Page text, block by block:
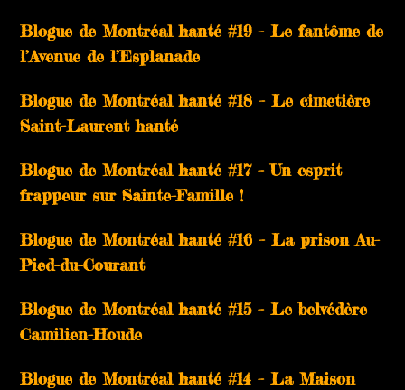
Blogue de Montréal hanté #19 – Le fantôme de
l’Avenue de l’Esplanade
Blogue de Montréal hanté #18 – Le cimetière
Saint-Laurent hanté
Blogue de Montréal hanté #17 – Un esprit
frappeur sur Sainte-Famille !
Blogue de Montréal hanté #16 – La prison Au-
Pied-du-Courant
Blogue de Montréal hanté #15 – Le belvédère
Camilien-Houde
Blogue de Montréal hanté #14 – La Maison